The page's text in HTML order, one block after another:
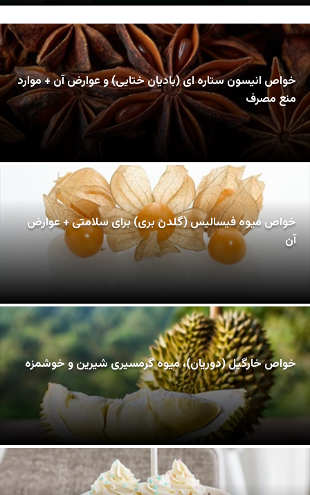
خواص انیسون ستاره ای (بادیان ختایی) و عوارض آن + موارد
منع مصرف
خواص میوه فیسالیس (گلدن بری) برای سلامتی + عوارض
آن
خواص خارگیل (دوریان)، میوه گرمسیری شیرین و خوشمزه